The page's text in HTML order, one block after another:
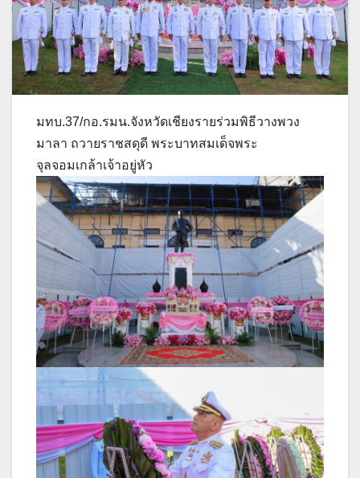
มทบ.37/กอ.รมน.จังหวัดเชียงรายร่วมพิธีวางพวง
มาลา ถวายราชสดุดี พระบาทสมเด็จพระ
จุลจอมเกล้าเจ้าอยู่หัว